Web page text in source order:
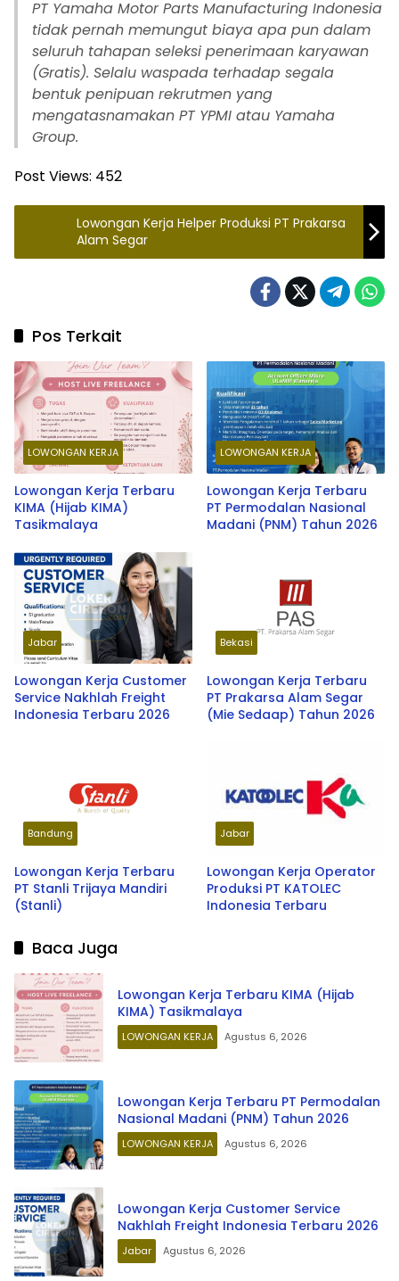
PT Yamaha Motor Parts Manufacturing Indonesia
tidak pernah memungut biaya apa pun dalam
seluruh tahapan seleksi penerimaan karyawan
(Gratis). Selalu waspada terhadap segala
bentuk penipuan rekrutmen yang
mengatasnamakan PT YPMI atau Yamaha
Group.
Post Views: 452
Lowongan Kerja Helper Produksi PT Prakarsa
Alam Segar
Pos Terkait
LOWONGAN KERJA
Lowongan Kerja Terbaru
KIMA (Hijab KIMA)
Tasikmalaya
LOWONGAN KERJA
Lowongan Kerja Terbaru
PT Permodalan Nasional
Madani (PNM) Tahun 2026
Jabar
Lowongan Kerja Customer
Service Nakhlah Freight
Indonesia Terbaru 2026
Bekasi
Lowongan Kerja Terbaru
PT Prakarsa Alam Segar
(Mie Sedaap) Tahun 2026
Bandung
Lowongan Kerja Terbaru
PT Stanli Trijaya Mandiri
(Stanli)
Jabar
Lowongan Kerja Operator
Produksi PT KATOLEC
Indonesia Terbaru
Baca Juga
Lowongan Kerja Terbaru KIMA (Hijab
KIMA) Tasikmalaya
LOWONGAN KERJA Agustus 6, 2026
Lowongan Kerja Terbaru PT Permodalan
Nasional Madani (PNM) Tahun 2026
LOWONGAN KERJA Agustus 6, 2026
Lowongan Kerja Customer Service
Nakhlah Freight Indonesia Terbaru 2026
Jabar Agustus 6, 2026